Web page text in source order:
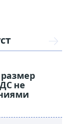
мнение
не